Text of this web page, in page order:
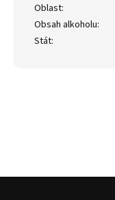
Oblast:
Obsah alkoholu:
Stát: